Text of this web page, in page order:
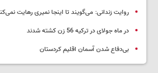
روایت زندانی: می‌گویند تا اینجا نمیری رهایت
در ماه جولای در ترکیه 56 زن کشته شدند
بی‌دفاع شدن آسمان اقلیم کردستان